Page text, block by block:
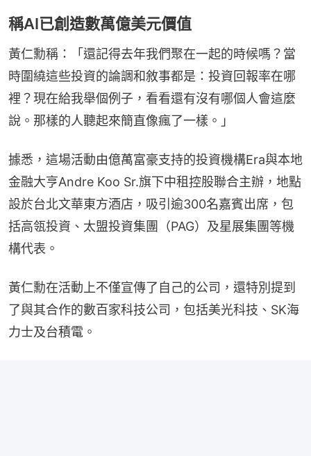
稱AI已創造數萬億美元價值
黃仁勳稱：「還記得去年我們聚在一起的時候嗎？當
時圍繞這些投資的論調和敘事都是：投資回報率在哪
裡？現在給我舉個例子，看看還有沒有哪個人會這麼
說。那樣的人聽起來簡直像瘋了一樣。」
據悉，這場活動由億萬富豪支持的投資機構Era與本地
金融大亨Andre Koo Sr.旗下中租控股聯合主辦，地點
設於台北文華東方酒店，吸引逾300名嘉賓出席，包
括高瓴投資、太盟投資集團（PAG）及星展集團等機
構代表。
黃仁勳在活動上不僅宣傳了自己的公司，還特別提到
了與其合作的數百家科技公司，包括美光科技、SK海
力士及台積電。